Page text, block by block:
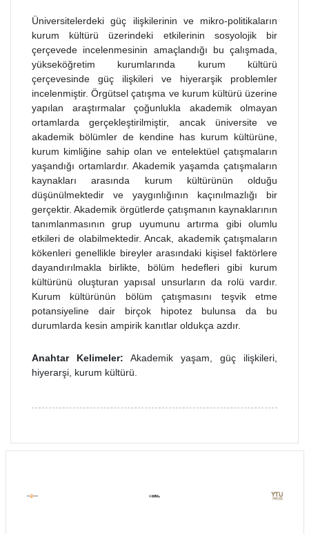
Üniversitelerdeki güç ilişkilerinin ve mikro-politikaların
kurum kültürü üzerindeki etkilerinin sosyolojik bir
çerçevede incelenmesinin amaçlandığı bu çalışmada,
yükseköğretim kurumlarında kurum kültürü
çerçevesinde güç ilişkileri ve hiyerarşik problemler
incelenmiştir. Örgütsel çatışma ve kurum kültürü üzerine
yapılan araştırmalar çoğunlukla akademik olmayan
ortamlarda gerçekleştirilmiştir, ancak üniversite ve
akademik bölümler de kendine has kurum kültürüne,
kurum kimliğine sahip olan ve entelektüel çatışmaların
yaşandığı ortamlardır. Akademik yaşamda çatışmaların
kaynakları arasında kurum kültürünün olduğu
düşünülmektedir ve yaygınlığının kaçınılmazlığı bir
gerçektir. Akademik örgütlerde çatışmanın kaynaklarının
tanımlanmasının grup uyumunu artırma gibi olumlu
etkileri de olabilmektedir. Ancak, akademik çatışmaların
kökenleri genellikle bireyler arasındaki kişisel faktörlere
dayandırılmakla birlikte, bölüm hedefleri gibi kurum
kültürünü oluşturan yapısal unsurların da rolü vardır.
Kurum kültürünün bölüm çatışmasını teşvik etme
potansiyeline dair birçok hipotez bulunsa da bu
durumlarda kesin ampirik kanıtlar oldukça azdır.
Anahtar Kelimeler: Akademik yaşam, güç ilişkileri,
hiyerarşi, kurum kültürü.